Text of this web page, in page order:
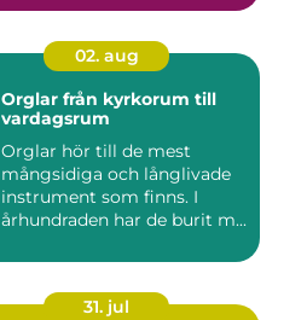
02. aug
Orglar från kyrkorum till
vardagsrum
Orglar hör till de mest
mångsidiga och långlivade
instrument som finns. I
århundraden har de burit m...
31. jul